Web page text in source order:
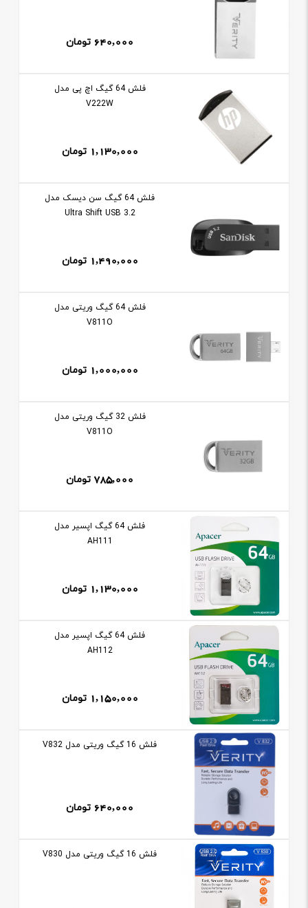
640,000 تومان
فلش 64 گيگ اچ پی مدل
V222W
1,130,000 تومان
فلش 64 گيگ سن ديسک مدل
Ultra Shift USB 3.2
1,490,000 تومان
فلش 64 گيگ وريتی مدل
V811O
1,000,000 تومان
فلش 32 گيگ وريتی مدل
V811O
785,000 تومان
فلش 64 گيگ اپسیر مدل
AH111
1,130,000 تومان
فلش 64 گيگ اپسیر مدل
AH112
1,150,000 تومان
فلش 16 گيگ وريتی مدل V832
640,000 تومان
فلش 16 گيگ وريتی مدل V830